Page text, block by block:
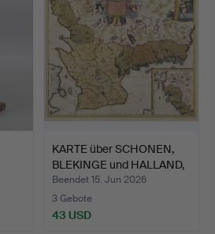
KARTE über SCHONEN,
BLEKINGE und HALLAND,
…
Beendet 15. Jun 2026
3 Gebote
43 USD